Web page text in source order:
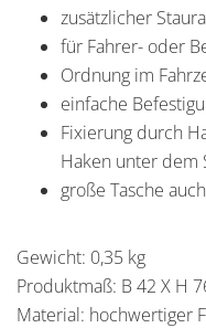
zusätzlicher
für Fahrer- oder
Ordnung im
einfache
Fixierung durch
Haken unter dem
große Tasche
Gewicht: 0,35 kg
Produktmaß: B 42 X H
Material: hochwertiger